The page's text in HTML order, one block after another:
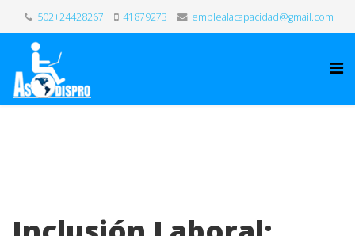
502+24428267 41879273 emplealacapacidad@gmail.com